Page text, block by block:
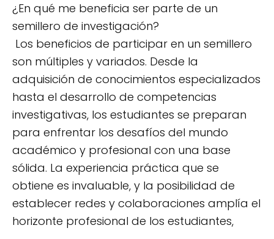
¿En qué me beneficia ser parte de un
semillero de investigación?
Los beneficios de participar en un semillero
son múltiples y variados. Desde la
adquisición de conocimientos especializados
hasta el desarrollo de competencias
investigativas, los estudiantes se preparan
para enfrentar los desafíos del mundo
académico y profesional con una base
sólida. La experiencia práctica que se
obtiene es invaluable, y la posibilidad de
establecer redes y colaboraciones amplía el
horizonte profesional de los estudiantes,